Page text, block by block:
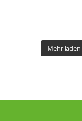
Mehr laden